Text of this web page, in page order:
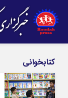
کتابخوانی